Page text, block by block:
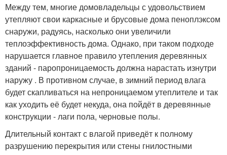
Между тем, многие домовладельцы с удовольствием
утепляют свои каркасные и брусовые дома пеноплэксом
снаружи, радуясь, насколько они увеличили
теплоэффективность дома. Однако, при таком подходе
нарушается главное правило утепления деревянных
зданий - паропроницаемость должна нарастать изнутри
наружу . В противном случае, в зимний период влага
будет скапливаться на непроницаемом утеплителе и так
как уходить её будет некуда, она пойдёт в деревянные
конструкции - лаги пола, черновые полы.
Длительный контакт с влагой приведёт к полному
разрушению перекрытия или стены гнилостными